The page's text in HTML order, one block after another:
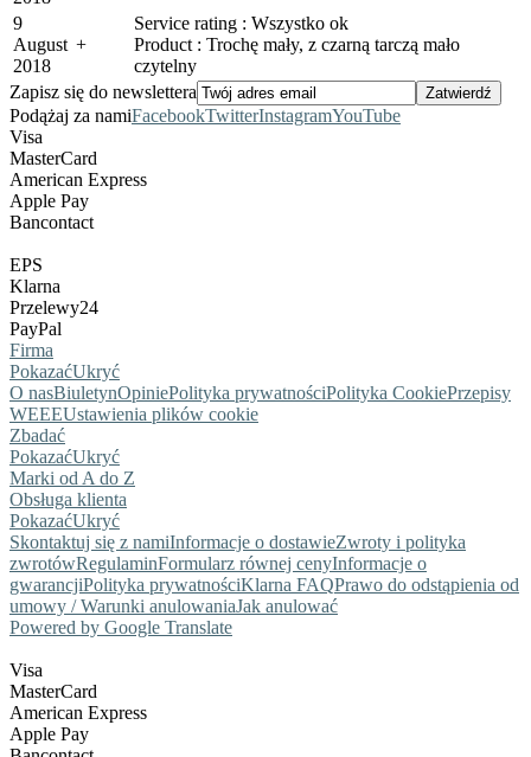
9
August
2018
+
Service rating : Wszystko ok
Product : Trochę mały, z czarną tarczą mało
czytelny
Zapisz się do newslettera
Podążaj za namiFacebookTwitterInstagramYouTube
Visa
MasterCard
American Express
Apple Pay
Bancontact
EPS
Klarna
Przelewy24
PayPal
Firma
PokazaćUkryć
O nasBiuletynOpiniePolityka prywatnościPolityka CookiePrzepisy
WEEEUstawienia plików cookie
Zbadać
PokazaćUkryć
Marki od A do Z
Obsługa klienta
PokazaćUkryć
Skontaktuj się z namiInformacje o dostawieZwroty i polityka
zwrotówRegulaminFormularz równej cenyInformacje o
gwarancjiPolityka prywatnościKlarna FAQPrawo do odstąpienia od
umowy / Warunki anulowaniaJak anulować
Powered by Google Translate
Visa
MasterCard
American Express
Apple Pay